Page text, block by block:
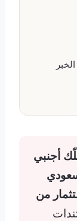
أجنبي
سعودي
من